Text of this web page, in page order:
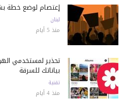
إعتصام لوضع خطة
لبنان
منذ 5 أيام
تحذير لمستخدمي
بياناتك للسرقة
تقنية
منذ 4 أيام